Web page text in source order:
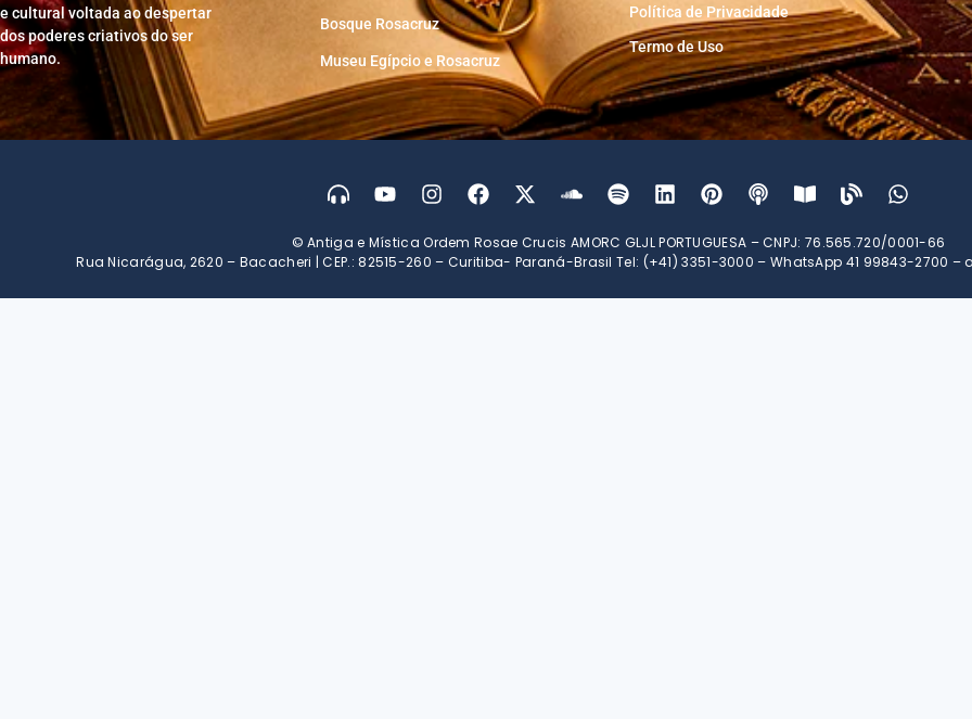
e cultural voltada ao despertar
dos poderes criativos do ser
humano.
Bosque Rosacruz
Museu Egípcio e Rosacruz
Política de Privacidade
Termo de Uso
© Antiga e Mística Ordem Rosae Crucis AMORC GLJL PORTUGUESA – CNPJ: 76.565.720/0001-66
Rua Nicarágua, 2620 – Bacacheri | CEP.: 82515-260 – Curitiba- Paraná-Brasil Tel: (+41) 3351-3000 – WhatsApp 41 99843-2700